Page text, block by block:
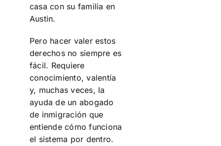
casa con su familia en
Austin.
Pero hacer valer estos
derechos no siempre es
fácil. Requiere
conocimiento, valentía
y, muchas veces, la
ayuda de un abogado
de inmigración que
entiende cómo funciona
el sistema por dentro.